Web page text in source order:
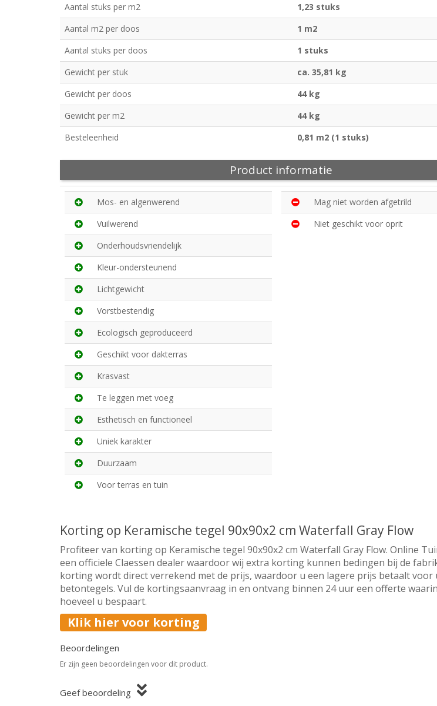
Aantal stuks per m2
1,23 stuks
Aantal m2 per doos
1 m2
Aantal stuks per doos
1 stuks
Gewicht per stuk
ca. 35,81 kg
Gewicht per doos
44 kg
Gewicht per m2
44 kg
Besteleenheid
0,81 m2 (1 stuks)
Product informatie
Mos- en algenwerend
Vuilwerend
Onderhoudsvriendelijk
Kleur-ondersteunend
Lichtgewicht
Vorstbestendig
Ecologisch geproduceerd
Geschikt voor dakterras
Krasvast
Te leggen met voeg
Esthetisch en functioneel
Uniek karakter
Duurzaam
Voor terras en tuin
Mag niet worden afgetrild
Niet geschikt voor oprit
Korting op Keramische tegel 90x90x2 cm Waterfall Gray Flow
Profiteer van korting op Keramische tegel 90x90x2 cm Waterfall Gray Flow. Online
een officiele Claessen dealer waardoor wij extra korting kunnen bedingen bij de
korting wordt direct verrekend met de prijs, waardoor u een lagere prijs betaalt voor
betontegels. Vul de kortingsaanvraag in en ontvang binnen 24 uur een offerte
hoeveel u bespaart.
Klik hier voor korting
Beoordelingen
Er zijn geen beoordelingen voor dit product.
Geef beoordeling